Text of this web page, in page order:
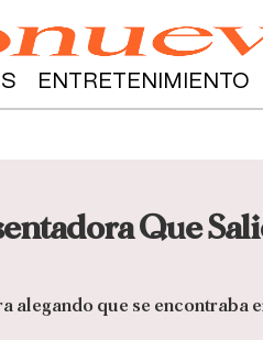
ENTRETENIMIENTO
Que
alegando que se encontraba